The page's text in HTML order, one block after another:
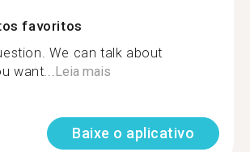
favoritos
We can talk about
want...Leia mais
Baixe o aplicativo